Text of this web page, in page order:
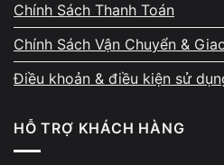
Tai nghe không hỗ trợ
Tai nghe không hỗ trợ codec
delay cao hơn, đặc biệt khi dùng
Có cách nào giảm
Chính Sách Thanh Toán
Chính Sách Vận Chuyển &
Điều khoản & điều kiện sử
HỖ TRỢ KHÁCH HÀNG